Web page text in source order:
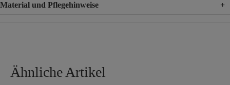
Material und Pflegehinweise +
Ähnliche Artikel